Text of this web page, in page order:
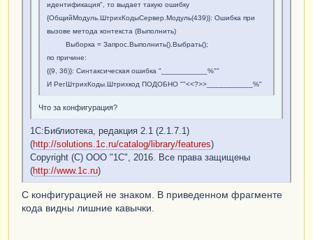
идентификация", то выдает такую ошибку
{ОбщийМодуль.ШтрихКодыСервер.Модуль(439)}: Ошибка при
вызове метода контекста (Выполнить)
Выборка = Запрос.Выполнить().Выбрать();
по причине:
{(9, 36)}: Синтаксическая ошибка "___________%""
И РегШтрихКоды.Штрихкод ПОДОБНО ""<<?>>___________%"
Что за конфигурация?
1С:Библиотека, редакция 2.1 (2.1.7.1)
(http://solutions.1c.ru/catalog/library/features)
Copyright (С) ООО "1С", 2016. Все права защищены
(http://www.1c.ru)
С конфигурацией не знаком. В приведенном фрагменте
кода видны лишние кавычки.